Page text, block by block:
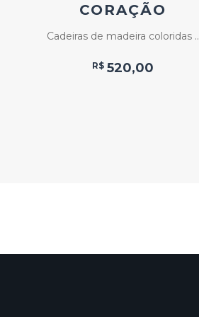
CORAÇÃO
Cadeiras de madeira coloridas ..
R$ 520,00